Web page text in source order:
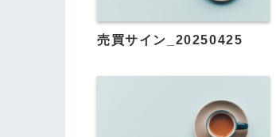
売買サイン_20250425